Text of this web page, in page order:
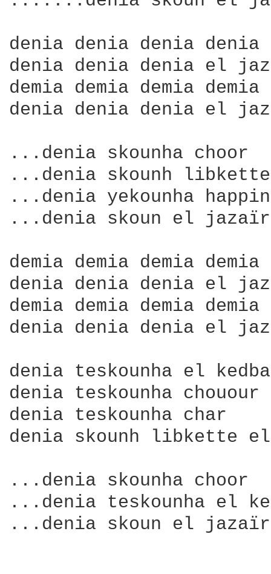
denia denia denia
denia denia denia el
demia demia demia
denia denia denia el
...denia skounha choor
...denia skounh
...denia yekounha
...denia skoun el
demia demia demia
denia denia denia el
demia demia demia
denia denia denia el
denia teskounha el kedba
denia teskounha chouour
denia teskounha char
denia skounh libkette
...denia skounha choor
...denia teskounha el
...denia skoun el